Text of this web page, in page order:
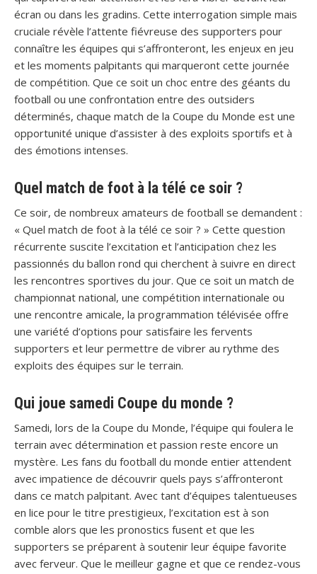
écran ou dans les gradins. Cette interrogation simple mais
cruciale révèle l’attente fiévreuse des supporters pour
connaître les équipes qui s’affronteront, les enjeux en jeu
et les moments palpitants qui marqueront cette journée
de compétition. Que ce soit un choc entre des géants du
football ou une confrontation entre des outsiders
déterminés, chaque match de la Coupe du Monde est une
opportunité unique d’assister à des exploits sportifs et à
des émotions intenses.
Quel match de foot à la télé ce soir ?
Ce soir, de nombreux amateurs de football se demandent :
« Quel match de foot à la télé ce soir ? » Cette question
récurrente suscite l’excitation et l’anticipation chez les
passionnés du ballon rond qui cherchent à suivre en direct
les rencontres sportives du jour. Que ce soit un match de
championnat national, une compétition internationale ou
une rencontre amicale, la programmation télévisée offre
une variété d’options pour satisfaire les fervents
supporters et leur permettre de vibrer au rythme des
exploits des équipes sur le terrain.
Qui joue samedi Coupe du monde ?
Samedi, lors de la Coupe du Monde, l’équipe qui foulera le
terrain avec détermination et passion reste encore un
mystère. Les fans du football du monde entier attendent
avec impatience de découvrir quels pays s’affronteront
dans ce match palpitant. Avec tant d’équipes talentueuses
en lice pour le titre prestigieux, l’excitation est à son
comble alors que les pronostics fusent et que les
supporters se préparent à soutenir leur équipe favorite
avec ferveur. Que le meilleur gagne et que ce rendez-vous